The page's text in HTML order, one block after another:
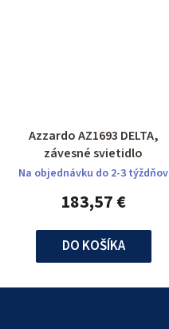
Azzardo AZ1693 DELTA,
závesné svietidlo
Na objednávku do 2-3 týždňov
183,57 €
DO KOŠÍKA